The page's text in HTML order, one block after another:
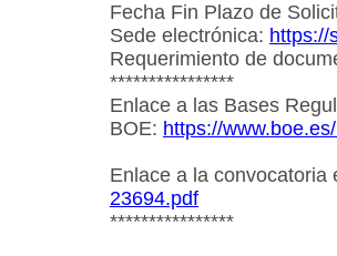
Fecha Fin Plazo de
Sede electrónica: https://
Requerimiento de
****************
Enlace a las Bases
BOE: https://
Enlace a la
23694.pdf
****************